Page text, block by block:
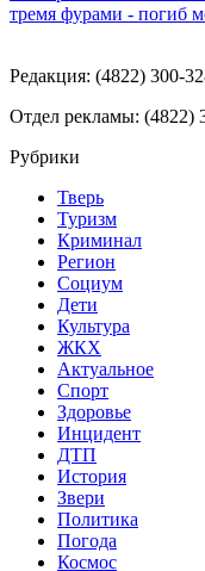
тремя фурами - погиб
Редакция: (4822) 300-
Отдел рекламы: (4822)
Рубрики
Тверь
Туризм
Криминал
Регион
Социум
Дети
Культура
ЖКХ
Актуальное
Спорт
Здоровье
Инцидент
ДТП
История
Звери
Политика
Погода
Космос